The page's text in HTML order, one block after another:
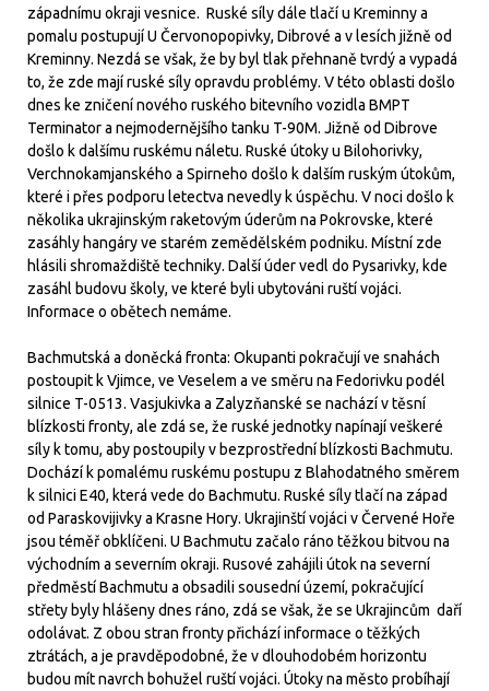
západnímu okraji vesnice. Ruské síly dále tlačí u Kreminny a
pomalu postupují U Červonopopivky, Dibrové a v lesích jižně od
Kreminny. Nezdá se však, že by byl tlak přehnaně tvrdý a vypadá
to, že zde mají ruské síly opravdu problémy. V této oblasti došlo
dnes ke zničení nového ruského bitevního vozidla BMPT
Terminator a nejmodernějšího tanku T-90M. Jižně od Dibrove
došlo k dalšímu ruskému náletu. Ruské útoky u Bilohorivky,
Verchnokamjanského a Spirneho došlo k dalším ruským útokům,
které i přes podporu letectva nevedly k úspěchu. V noci došlo k
několika ukrajinským raketovým úderům na Pokrovske, které
zasáhly hangáry ve starém zemědělském podniku. Místní zde
hlásili shromaždiště techniky. Další úder vedl do Pysarivky, kde
zasáhl budovu školy, ve které byli ubytováni ruští vojáci.
Informace o obětech nemáme.
Bachmutská a doněcká fronta: Okupanti pokračují ve snahách
postoupit k Vjimce, ve Veselem a ve směru na Fedorivku podél
silnice T-0513. Vasjukivka a Zalyzňanské se nachází v těsní
blízkosti fronty, ale zdá se, že ruské jednotky napínají veškeré
síly k tomu, aby postoupily v bezprostřední blízkosti Bachmutu.
Dochází k pomalému ruskému postupu z Blahodatného směrem
k silnici E40, která vede do Bachmutu. Ruské síly tlačí na západ
od Paraskovijivky a Krasne Hory. Ukrajinští vojáci v Červené Hoře
jsou téměř obklíčeni. U Bachmutu začalo ráno těžkou bitvou na
východním a severním okraji. Rusové zahájili útok na severní
předměstí Bachmutu a obsadili sousední území, pokračující
střety byly hlášeny dnes ráno, zdá se však, že se Ukrajincům daří
odolávat. Z obou stran fronty přichází informace o těžkých
ztrátách, a je pravděpodobné, že v dlouhodobém horizontu
budou mít navrch bohužel ruští vojáci. Útoky na město probíhají